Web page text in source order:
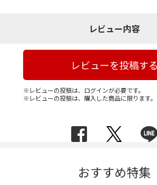
レビュー内容
レビューを投稿する
※レビューの投稿は、ログインが必要です。
※レビューの投稿は、購入した商品に限ります。
おすすめ特集